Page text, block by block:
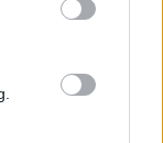
meteonow